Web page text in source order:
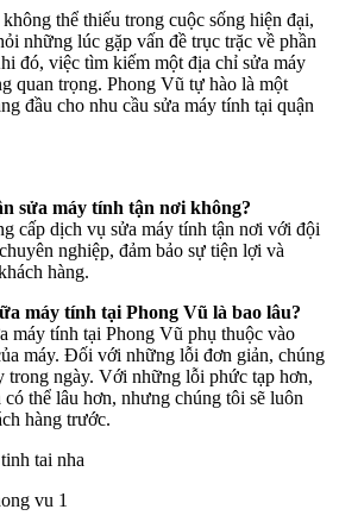
thể thiếu trong cuộc sống hiện đại,
những lúc gặp vấn đề trục trặc về phần
đó, việc tìm kiếm một địa chỉ sửa máy
quan trọng. Phong Vũ tự hào là một
đầu cho nhu cầu sửa máy tính tại quận
sửa máy tính tận nơi không?
cấp dịch vụ sửa máy tính tận nơi với đội
nghiệp, đảm bảo sự tiện lợi và
hàng.
máy tính tại Phong Vũ là bao lâu?
máy tính tại Phong Vũ phụ thuộc vào
máy. Đối với những lỗi đơn giản, chúng
trong ngày. Với những lỗi phức tạp hơn,
thể lâu hơn, nhưng chúng tôi sẽ luôn
hàng trước.